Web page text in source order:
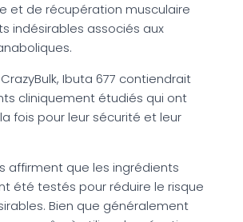
et de récupération musculaire
indésirables associés aux
Ibuta 677 contiendrait
cliniquement étudiés qui ont
fois pour leur sécurité et leur
affirment que les ingrédients
été testés pour réduire le risque
Bien que généralement